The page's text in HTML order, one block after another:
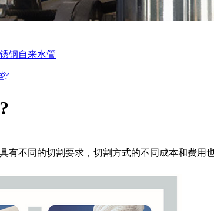
钢自来水管
?
有不同的切割要求， 切割方式的不同成本和费用